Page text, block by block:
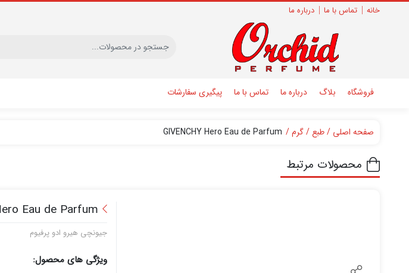
خانه تماس با ما درباره ما
فروشگاه بلاگ درباره ما تماس با ما پیگیری سفارشات
صفحه اصلی طبع گرم GIVENCHY Hero Eau de Parfum
محصولات مرتبط
Eau de Parfum
جیونچی هیرو ادو پرفيوم
ویژگی های محصول: